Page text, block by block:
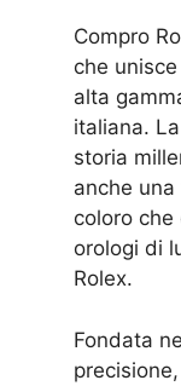
Compro
che
alta
italiana.
storia
anche
coloro
orologi di
Rolex.
Fondata